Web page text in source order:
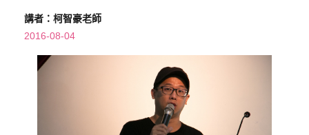
講者：柯智豪老師
2016-08-04